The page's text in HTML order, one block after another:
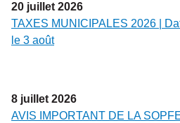
20 juillet 2026
TAXES MUNICIPALES 2026 |
le 3 août
8 juillet 2026
AVIS IMPORTANT DE LA